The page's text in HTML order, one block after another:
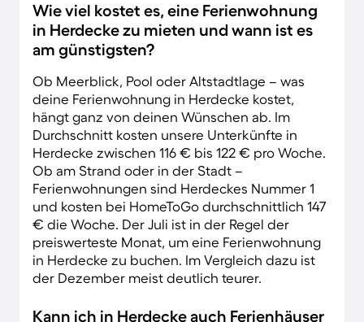
Wie viel kostet es, eine Ferienwohnung
in Herdecke zu mieten und wann ist es
am günstigsten?
Ob Meerblick, Pool oder Altstadtlage – was
deine Ferienwohnung in Herdecke kostet,
hängt ganz von deinen Wünschen ab. Im
Durchschnitt kosten unsere Unterkünfte in
Herdecke zwischen 116 € bis 122 € pro Woche.
Ob am Strand oder in der Stadt –
Ferienwohnungen sind Herdeckes Nummer 1
und kosten bei HomeToGo durchschnittlich 147
€ die Woche. Der Juli ist in der Regel der
preiswerteste Monat, um eine Ferienwohnung
in Herdecke zu buchen. Im Vergleich dazu ist
der Dezember meist deutlich teurer.
Kann ich in Herdecke auch Ferienhäuser